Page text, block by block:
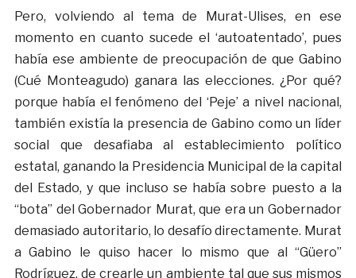
Pero, volviendo al tema de Murat-Ulises, en ese
momento en cuanto sucede el ‘autoatentado’, pues
había ese ambiente de preocupación de que Gabino
(Cué Monteagudo) ganara las elecciones. ¿Por qué?
porque había el fenómeno del ‘Peje’ a nivel nacional,
también existía la presencia de Gabino como un líder
social que desafiaba al establecimiento político
estatal, ganando la Presidencia Municipal de la capital
del Estado, y que incluso se había sobre puesto a la
“bota” del Gobernador Murat, que era un Gobernador
demasiado autoritario, lo desafío directamente. Murat
a Gabino le quiso hacer lo mismo que al “Güero”
Rodríguez, de crearle un ambiente tal que sus mismos